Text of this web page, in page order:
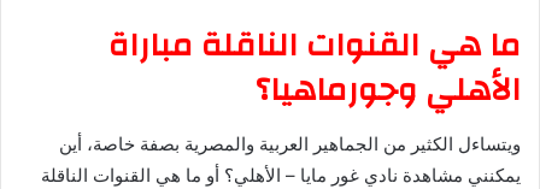
ما هي القنوات الناقلة مباراة
الأهلي وجورماهيا؟
ويتساءل الكثير من الجماهير العربية والمصرية بصفة خاصة، أين
يمكنني مشاهدة ‎نادي غور مايا – الأهلي؟ أو ما هي القنوات الناقلة